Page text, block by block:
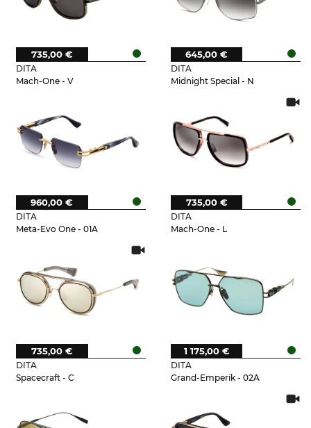
DITA
Mach-One - V
735,00 €
DITA
Midnight Special - N
645,00 €
DITA
Meta-Evo One - 01A
960,00 €
DITA
Mach-One - L
735,00 €
DITA
Spacecraft - C
735,00 €
DITA
Grand-Emperik - 02A
1 175,00 €